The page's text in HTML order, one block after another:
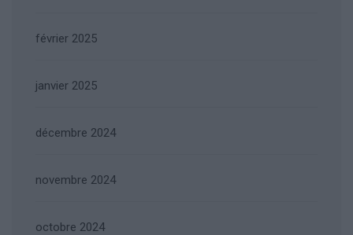
février 2025
janvier 2025
décembre 2024
novembre 2024
octobre 2024